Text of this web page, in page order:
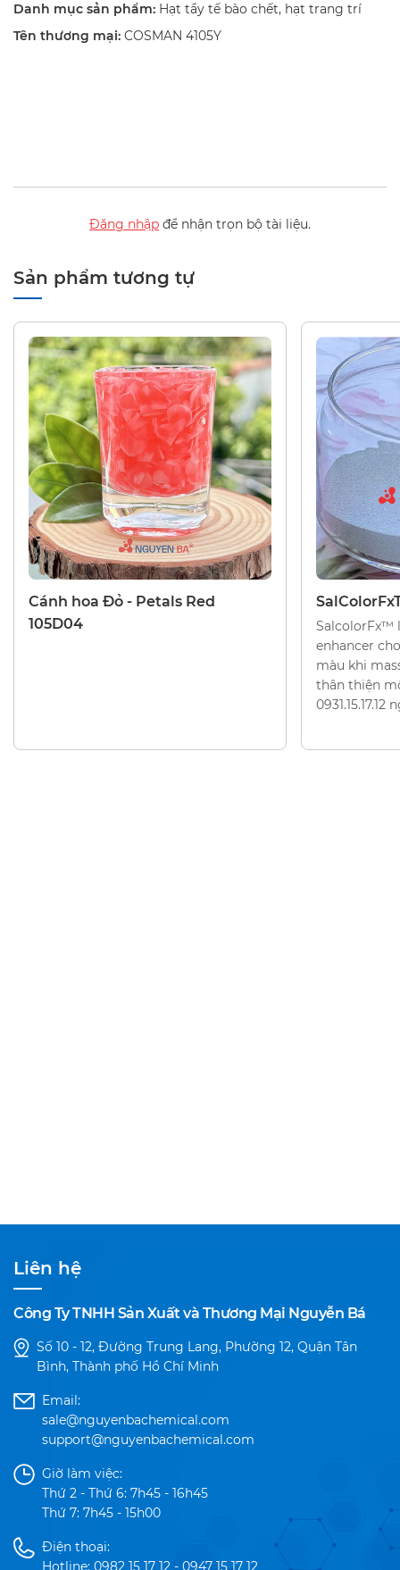
Danh mục sản phẩm: Hạt tẩy tế bào chết, hạt trang trí
Tên thương mại: COSMAN 4105Y
Đăng nhập để nhận trọn bộ tài liệu.
Sản phẩm tương tự
HẠT TẨY TẾ BÀO CHẾT, HẠT TRANG TRÍ
Cánh hoa Đỏ - Petals Red
105D04
SalcolorFx™
enhancer
màu khi
thân thiện
0931.15.17.12
Liên hệ
Công Ty TNHH Sản Xuất và Thương Mại Nguyễn Bá
Số 10 - 12, Đường Trung Lang, Phường 12, Quận Tân
Bình, Thành phố Hồ Chí Minh
Email:
sale@nguyenbachemical.com
support@nguyenbachemical.com
Giờ làm việc:
Thứ 2 - Thứ 6: 7h45 - 16h45
Thứ 7: 7h45 - 15h00
Điện thoại:
Hotline: 0982 15 17 12 - 0947 15 17 12